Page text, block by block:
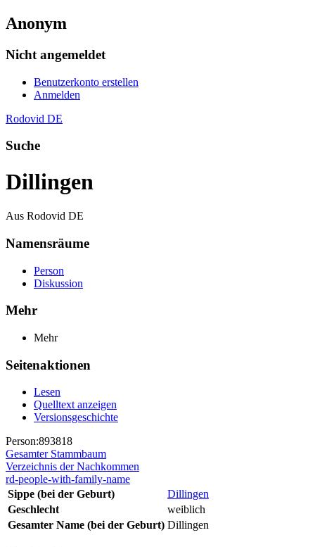
Anonym
Nicht angemeldet
Benutzerkonto erstellen
Anmelden
Rodovid DE
Suche
Dillingen
Aus Rodovid DE
Namensräume
Person
Diskussion
Mehr
Mehr
Seitenaktionen
Lesen
Quelltext anzeigen
Versionsgeschichte
Person:893818
Gesamter Stammbaum
Verzeichnis der Nachkommen
rd-people-with-family-name
Sippe (bei der Geburt)
Dillingen
Geschlecht
weiblich
Gesamter Name (bei der Geburt) Dillingen